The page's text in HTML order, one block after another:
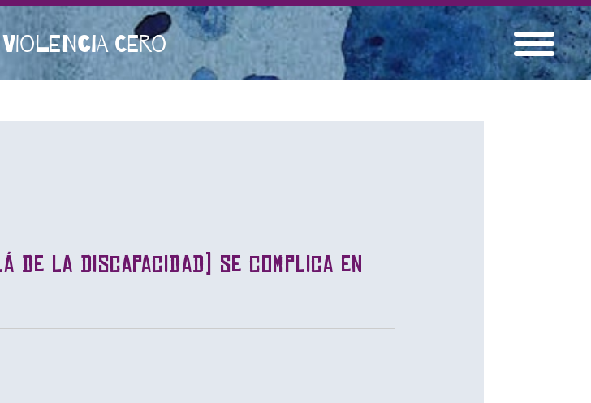
CERO
de la discapacidad) se complica en